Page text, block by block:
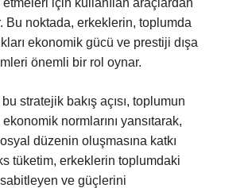
için kullanılan araçlardan
Bu noktada, erkeklerin, toplumda
ekonomik gücü ve prestiji dışa
önemli bir rol oynar.
stratejik bakış açısı, toplumun
normlarını yansıtarak,
düzenin oluşmasına katkı
tüketim, erkeklerin toplumdaki
ve güçlerini